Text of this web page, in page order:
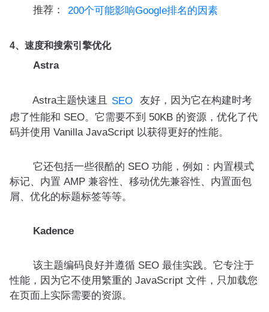
推荐： 200个可能影响Google排名的因素
4、速度和搜索引擎优化
Astra
Astra主题快速且 SEO
友好，因为它在构建时考
虑了性能和 SEO。它需要不到 50KB 的资源，优化了代
码并使用 Vanilla JavaScript 以获得更好的性能。
它还包括一些很酷的 SEO 功能，例如：内置模式
标记、内置 AMP 兼容性、移动优先兼容性、内置面包
屑、优化的标题标签等等。
Kadence
该主题编码良好并遵循 SEO 最佳实践。它专注于
性能，因为它不使用繁重的 JavaScript 文件，只加载您
在页面上实际需要的资源。